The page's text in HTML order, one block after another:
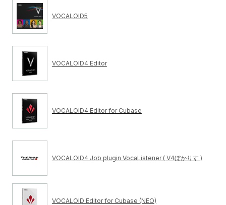
VOCALOID5
VOCALOID4 Editor
VOCALOID4 Editor for Cubase
VOCALOID4 Job plugin VocaListener ( V4ぼかりす )
VOCALOID Editor for Cubase (NEO)